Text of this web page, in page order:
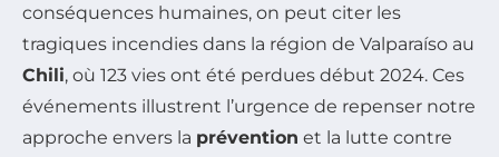
conséquences humaines, on peut citer les
tragiques incendies dans la région de Valparaíso au
Chili, où 123 vies ont été perdues début 2024. Ces
événements illustrent l’urgence de repenser notre
approche envers la prévention et la lutte contre